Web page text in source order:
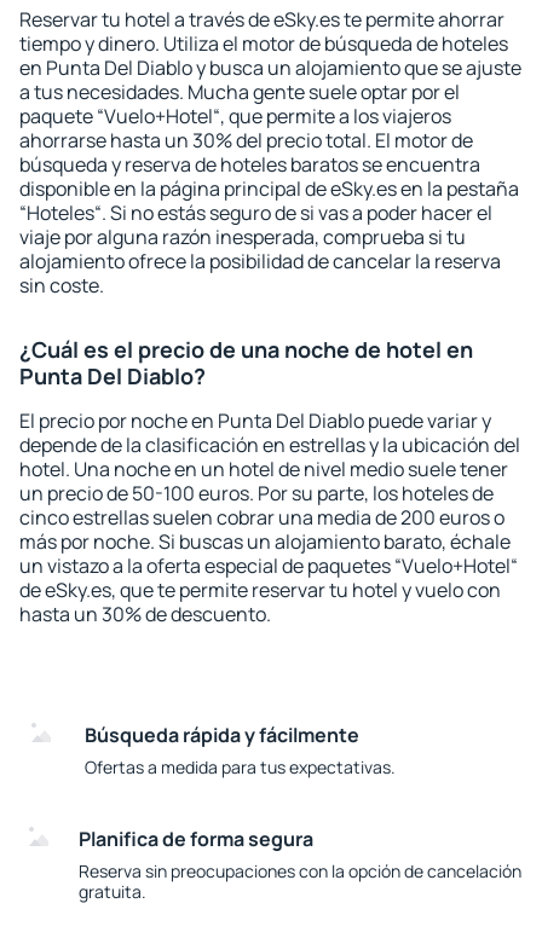
Reservar tu hotel a través de eSky.es te permite ahorrar
tiempo y dinero. Utiliza el motor de búsqueda de hoteles
en Punta Del Diablo y busca un alojamiento que se ajuste
a tus necesidades. Mucha gente suele optar por el
paquete “Vuelo+Hotel“, que permite a los viajeros
ahorrarse hasta un 30% del precio total. El motor de
búsqueda y reserva de hoteles baratos se encuentra
disponible en la página principal de eSky.es en la pestaña
“Hoteles“. Si no estás seguro de si vas a poder hacer el
viaje por alguna razón inesperada, comprueba si tu
alojamiento ofrece la posibilidad de cancelar la reserva
sin coste.
¿Cuál es el precio de una noche de hotel en
Punta Del Diablo?
El precio por noche en Punta Del Diablo puede variar y
depende de la clasificación en estrellas y la ubicación del
hotel. Una noche en un hotel de nivel medio suele tener
un precio de 50-100 euros. Por su parte, los hoteles de
cinco estrellas suelen cobrar una media de 200 euros o
más por noche. Si buscas un alojamiento barato, échale
un vistazo a la oferta especial de paquetes “Vuelo+Hotel“
de eSky.es, que te permite reservar tu hotel y vuelo con
hasta un 30% de descuento.
Búsqueda rápida y fácilmente
Ofertas a medida para tus expectativas.
Planifica de forma segura
Reserva sin preocupaciones con la opción de cancelación
gratuita.